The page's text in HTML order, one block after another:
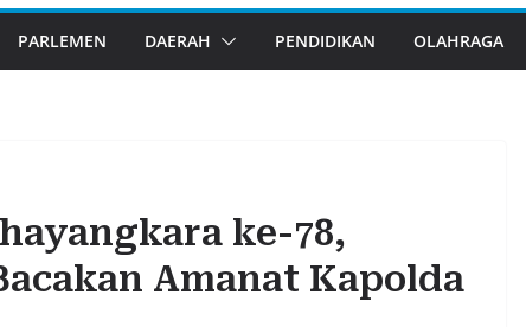
PARLEMEN DAERAH PENDIDIKAN OLAHRAGA
ke-78,
Amanat Kapolda